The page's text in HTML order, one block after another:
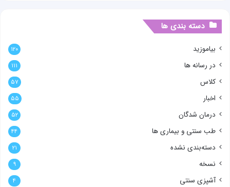
دسته بندی ها
بیاموزید ۱۲۰
در رسانه ها ۱۱۱
کلاس ۵۷
اخبار ۵۵
درمان شدگان ۵۲
طب سنتی و بیماری ها ۴۴
دسته‌بندی نشده ۲۱
نسخه ۹
آشپزی سنتی ۴